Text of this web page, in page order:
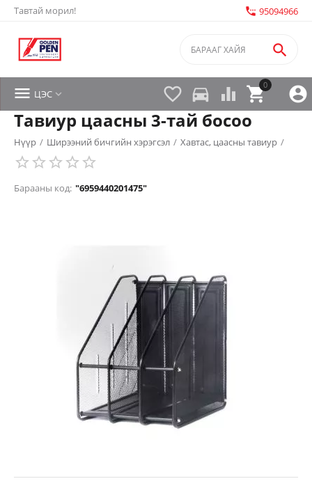
Тавтай морил! settings_phone 95094966


0

 directions_car 
 ЦЭС 
Тавиур цаасны 3-тай босоо
Нүүр / Ширээний бичгийн хэрэгсэл / Хавтас, цаасны тавиур /
Барааны код: "6959440201475"